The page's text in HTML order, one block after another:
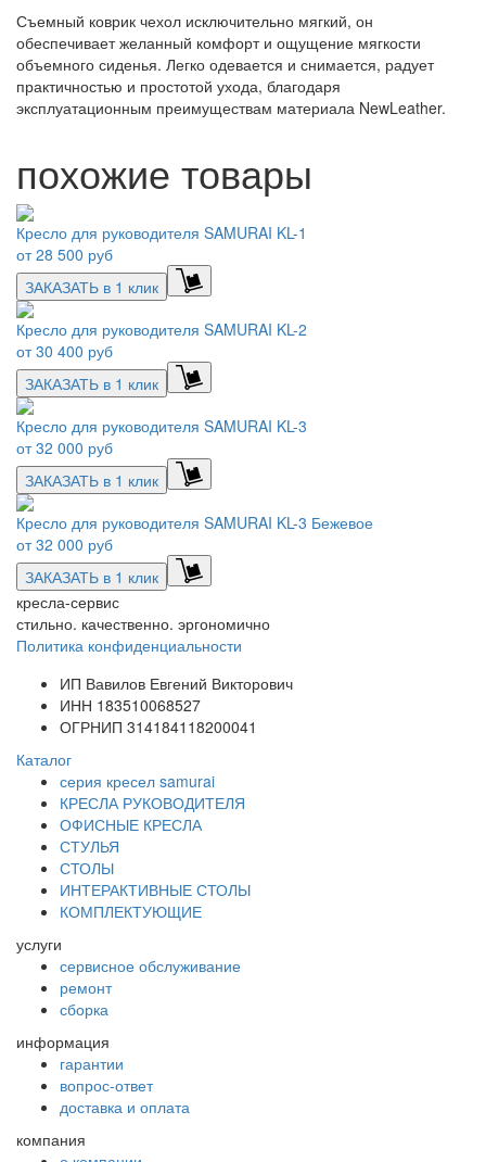
Съемный коврик чехол исключительно мягкий, он
обеспечивает желанный комфорт и ощущение мягкости
объемного сиденья. Легко одевается и снимается, радует
практичностью и простотой ухода, благодаря
эксплуатационным преимуществам материала NewLeather.
похожие товары
Кресло для руководителя SAMURAI KL-1
от28 500 руб
ЗАКАЗАТЬ в 1 клик
Кресло для руководителя SAMURAI KL-2
от30 400 руб
ЗАКАЗАТЬ в 1 клик
Кресло для руководителя SAMURAI KL-3
от32 000 руб
ЗАКАЗАТЬ в 1 клик
Кресло для руководителя SAMURAI KL-3 Бежевое
от32 000 руб
ЗАКАЗАТЬ в 1 клик
кресла-сервис
стильно. качественно. эргономично
Политика конфиденциальности
ИП Вавилов Евгений Викторович
ИНН 183510068527
ОГРНИП 314184118200041
Каталог
серия кресел samurai
КРЕСЛА РУКОВОДИТЕЛЯ
ОФИСНЫЕ КРЕСЛА
СТУЛЬЯ
СТОЛЫ
ИНТЕРАКТИВНЫЕ СТОЛЫ
КОМПЛЕКТУЮЩИЕ
услуги
сервисное обслуживание
ремонт
сборка
информация
гарантии
вопрос-ответ
доставка и оплата
компания